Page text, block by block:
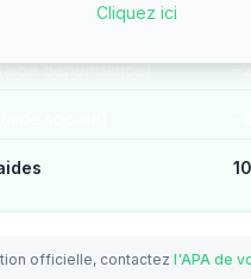
dépendance) −
officielle, contactez l'APA de
Cliquez ici